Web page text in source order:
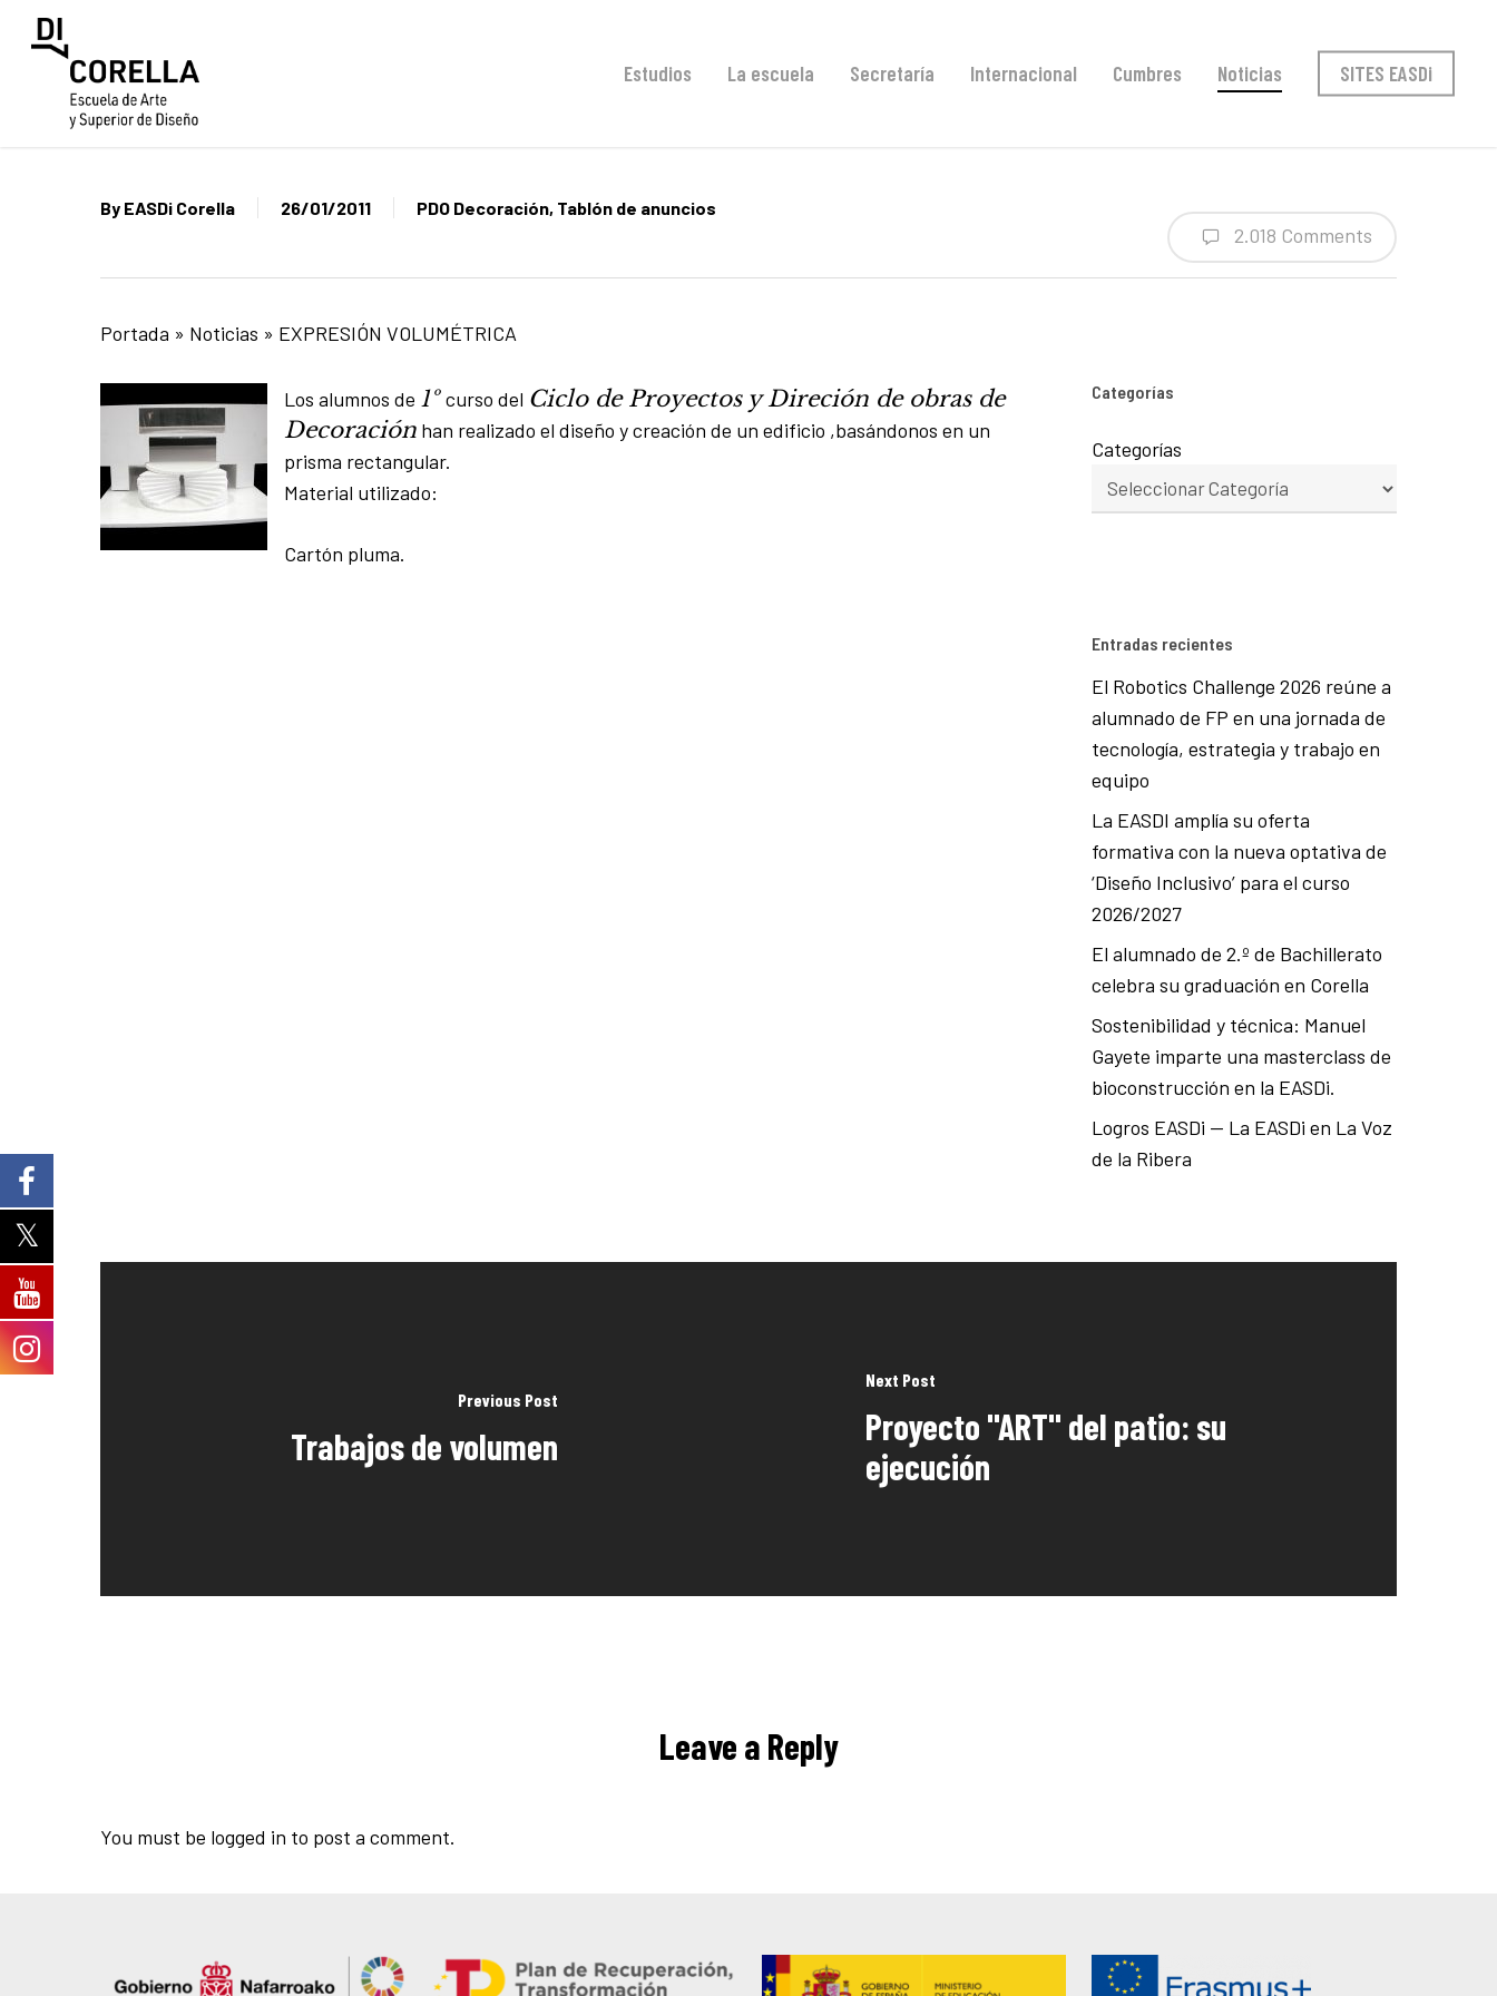
Estudios La escuela Secretaría Internacional Cumbres Noticias SITES EASDi
By EASDi Corella 26/01/2011 PDO Decoración, Tablón de anuncios
2.018 Comments
Portada » Noticias » EXPRESIÓN VOLUMÉTRICA
Los alumnos de 1ºcurso del Ciclo de Proyectos y Direción de obras de
Decoración han realizado el diseño y creación de un edificio ,basándonos en un
prisma rectangular.
Material utilizado:
Cartón pluma.
Categorías
Categorías
Entradas recientes
El Robotics Challenge 2026 reúne a
alumnado de FP en una jornada de
tecnología, estrategia y trabajo en
equipo
La EASDI amplía su oferta
formativa con la nueva optativa de
‘Diseño Inclusivo’ para el curso
2026/2027
El alumnado de 2.º de Bachillerato
celebra su graduación en Corella
Sostenibilidad y técnica: Manuel
Gayete imparte una masterclass de
bioconstrucción en la EASDi.
Logros EASDi — La EASDi en La Voz
de la Ribera
Previous Post
Trabajos de volumen
Next Post
Proyecto "ART" del patio: su
ejecución
Leave a Reply
You must be logged in to post a comment.